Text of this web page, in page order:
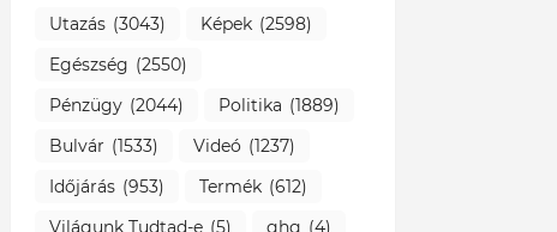
Utazás (3043) Képek (2598)
Egészség (2550)
Pénzügy (2044) Politika (1889)
Bulvár (1533) Videó (1237)
Időjárás (953) Termék (612)
Világunk Tudtad-e (5) ghg (4)